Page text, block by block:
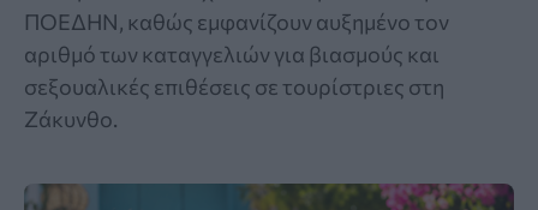
ΠΟΕΔΗΝ, καθώς εμφανίζουν αυξημένο τον
αριθμό των καταγγελιών για βιασμούς και
σεξουαλικές επιθέσεις σε τουρίστριες στη
Ζάκυνθο.